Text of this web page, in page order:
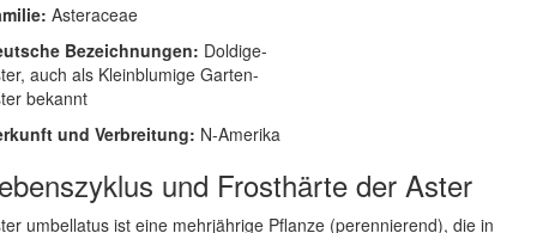
Asteraceae
Bezeichnungen: Doldige-
auch als Kleinblumige Garten-
bekannt
und Verbreitung: N-Amerika
und Frosthärte der Aster
umbellatus ist eine mehrjährige Pflanze (perennierend), die in